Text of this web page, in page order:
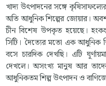
খাদ্য উৎপাদনের সঙ্গে
অতি আধুনিক শিল্পের জোয়ার।
চীন বিশেষ উপকৃত হয়েছে।
সিটি। দৈত্যের মতো এক আধুনিক
বসে চারদিক দেখছি। এটি
দেখলে। অসংখ্য মানুষ আর
আধুনিকতম শিল্প উৎপাদন ও